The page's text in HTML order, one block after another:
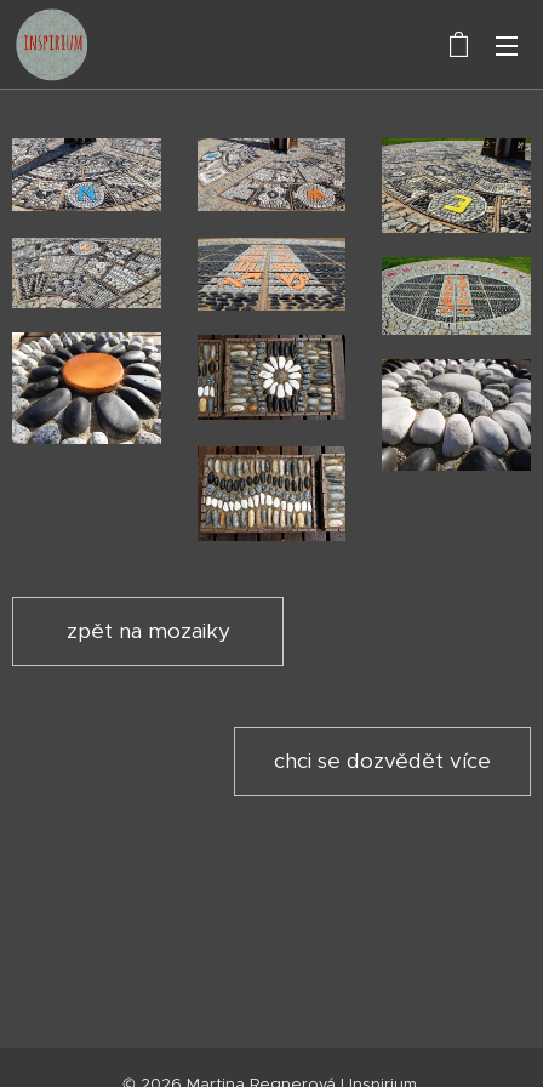
zpět na mozaiky
chci se dozvědět více